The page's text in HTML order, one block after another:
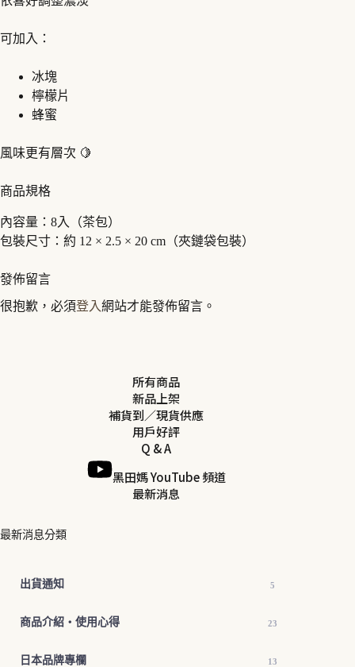
可加入：
冰塊
檸檬片
蜂蜜
風味更有層次 🍋
商品規格
內容量：8入（茶包）
包裝尺寸：約 12 × 2.5 × 20 cm（夾鏈袋包裝）
發佈留言
很抱歉，必須登入網站才能發佈留言。
所有商品
新品上架
補貨到／現貨供應
用戶好評
Q & A
黑田媽 YouTube 頻道
最新消息
最新消息分類
出貨通知 5
商品介紹・使用心得 23
日本品牌專欄 13